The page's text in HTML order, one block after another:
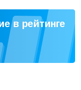
в рейтинге